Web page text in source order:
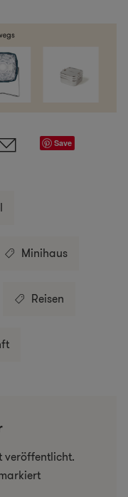
Save
Minihaus
Reisen
veröffentlicht.